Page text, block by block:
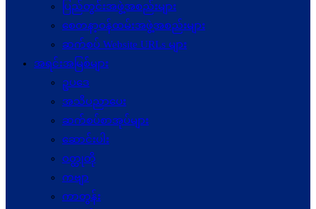
ပြည်တွင်းအဖွဲ့အစည်းများ
စေတနာ့ဝန်ထမ်းအဖွဲ့အစည်းများ
ဆက်စပ် Website URLs များ
အရင်းအမြစ်များ
ဥပဒေ
အသိပညာပေး
ဆက်စပ်စာအုပ်များ
ဆောင်းပါး
ဝတ္ထုတို
ကဗျာ
ကာတွန်း